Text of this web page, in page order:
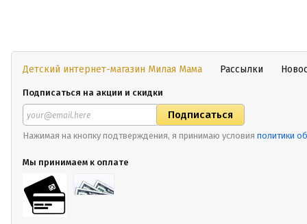
Детский интернет-магазин Милая Мама Рассылки
Подписаться на акции и скидки
Нажимая на кнопку подтверждения, я принимаю условия политики
Мы принимаем к оплате